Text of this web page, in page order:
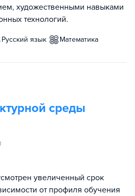
художественными навыками
технологий.
русский язык математика
среды
увеличенный срок
от профиля обучения